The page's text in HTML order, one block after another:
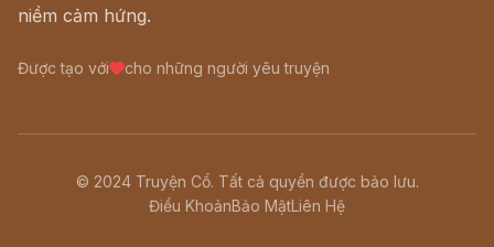
niềm cảm hứng.
Được tạo với cho những người yêu truyện
© 2024 Truyện Cổ. Tất cả quyền được bảo lưu.
Điều KhoảnBảo MậtLiên Hệ